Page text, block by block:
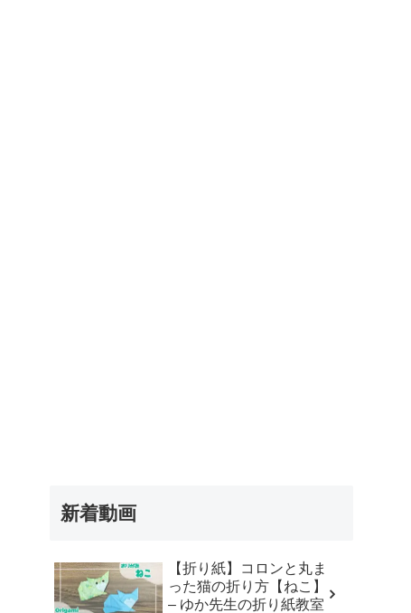
新着動画
【折り紙】コロンと丸ま
った猫の折り方【ねこ】
– ゆか先生の折り紙教室